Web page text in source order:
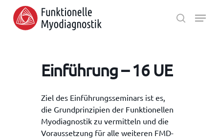
main
search
Menu
Einführung – 16 UE
Ziel des Einführungsseminars ist es,
die Grundprinzipien der Funktionellen
Myodiagnostik zu vermitteln und die
Voraussetzung für alle weiteren FMD-